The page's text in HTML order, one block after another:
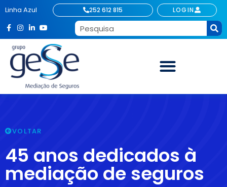
Linha Azul 252 612 815 LOGIN
VOLTAR
45 anos dedicados à
mediação de seguros